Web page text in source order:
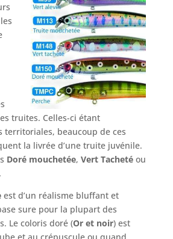
truites. Celles-ci étant
territoriales, beaucoup de ces
la livrée d’une truite juvénile.
Doré mouchetée, Vert Tachetéou
est d’un réalisme bluffant et
sure pour la plupart des
Le coloris doré (Or et noir) est